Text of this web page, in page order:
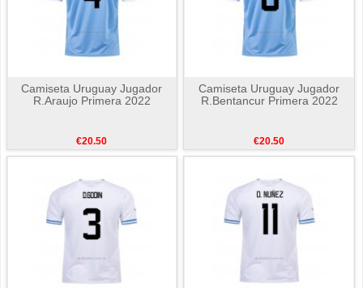
Camiseta Uruguay Jugador
R.Araujo Primera 2022
€20.50
Camiseta Uruguay Jugador
R.Bentancur Primera 2022
€20.50